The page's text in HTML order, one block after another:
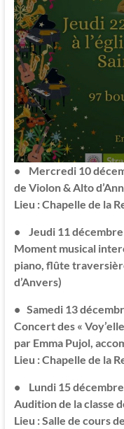
• Mercredi 10
de Violon & Alto
Lieu : Chapelle de la
• Jeudi 11 décembre
Moment musical
piano, flûte
d’Anvers)
• Samedi 13
Concert des «
par Emma Pujol,
Lieu : Chapelle de la
• Lundi 15
Audition de la classe
Lieu : Salle de cours